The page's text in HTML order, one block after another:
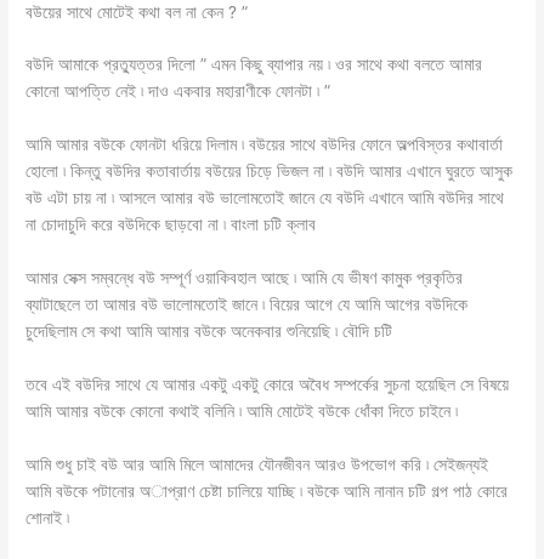
বউয়ের সাথে মোটেই কথা বল না কেন ? ”
বউদি আমাকে প্রত্যুত্তর দিলো ” এমন কিছু ব্যাপার নয় ৷ ওর সাথে কথা বলতে আমার
কোনো আপত্তি নেই ৷ দাও একবার মহারাণীকে ফোনটা ৷ ”
আমি আমার বউকে ফোনটা ধরিয়ে দিলাম ৷ বউয়ের সাথে বউদির ফোনে অল্পবিস্তর কথাবার্তা
হোলো ৷ কিন্তু বউদির কতাবার্তায় বউয়ের চিড়ে ভিজল না ৷ বউদি আমার এখানে ঘুরতে আসুক
বউ এটা চায় না ৷ আসলে আমার বউ ভালোমতোই জানে যে বউদি এখানে আমি বউদির সাথে
না চোদাচুদি করে বউদিকে ছাড়বো না ৷ বাংলা চটি ক্লাব
আমার সেক্স সম্বন্ধে বউ সম্পূর্ণ ওয়াকিবহাল আছে ৷ আমি যে ভীষণ কামুক প্রকৃতির
ব্যাটাছেলে তা আমার বউ ভালোমতোই জানে ৷ বিয়ের আগে যে আমি আগের বউদিকে
চুদেছিলাম সে কথা আমি আমার বউকে অনেকবার শুনিয়েছি ৷ বৌদি চটি
তবে এই বউদির সাথে যে আমার একটু একটু কোরে অবৈধ সম্পর্কের সুচনা হয়েছিল সে বিষয়ে
আমি আমার বউকে কোনো কথাই বলিনি ৷ আমি মোটেই বউকে ধোঁকা দিতে চাইনে ৷
আমি শুধু চাই বউ আর আমি মিলে আমাদের যৌনজীবন আরও উপভোগ করি ৷ সেইজন্যই
আমি বউকে পটানোর অাপ্রাণ চেষ্টা চালিয়ে যাচ্ছি ৷ বউকে আমি নানান চটি গল্প পাঠ কোরে
শোনাই ৷